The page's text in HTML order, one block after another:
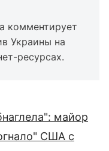
комментирует
Украины на
ресурсах.
майор
США с